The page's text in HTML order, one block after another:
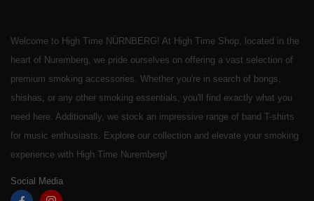
Welcome to High Time NÜRNBERG! At High Time Shop, located in the
heart of Nuremberg, we pride ourselves on offering a vast selection of
premium smoking accessories. Whether you're in search of bongs,
shishas, or any other smoking essentials, you'll find exactly what you
need here. Additionally, we stock an impressive range of band T-shirts
for music enthusiasts. Explore our collection and elevate your smoking
experience with High Time Nuremberg!
Social Media